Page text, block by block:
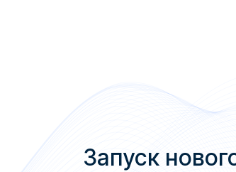
Запуск